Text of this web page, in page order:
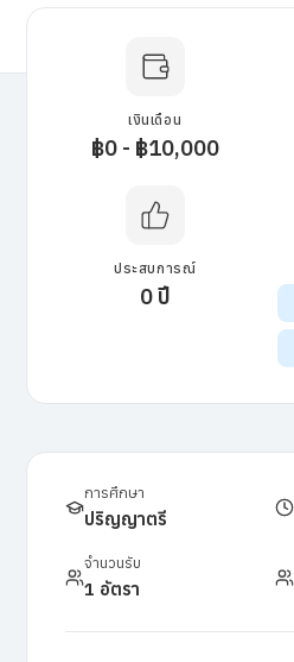
เงินเดือน
฿0 - ฿10,000
ประสบการณ์
0 ปี
การศึกษา
ปริญญาตรี
จำนวนรับ
1 อัตรา